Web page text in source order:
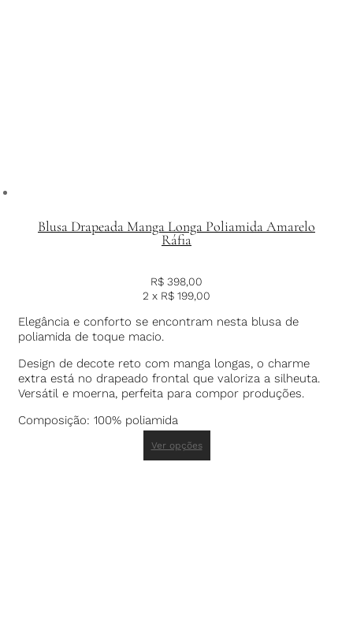
Blusa Drapeada Manga Longa Poliamida Amarelo
Ráfia
R$ 398,00
2 x R$ 199,00
Elegância e conforto se encontram nesta blusa de
poliamida de toque macio.
Design de decote reto com manga longas, o charme
extra está no drapeado frontal que valoriza a silheuta.
Versátil e moerna, perfeita para compor produções.
Composição: 100% poliamida
Ver opções